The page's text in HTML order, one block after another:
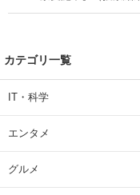
カテゴリ一覧
IT・科学
エンタメ
グルメ